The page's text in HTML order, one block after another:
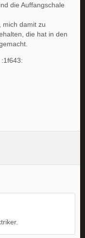
die Auffangschale
mich damit zu
die hat in den